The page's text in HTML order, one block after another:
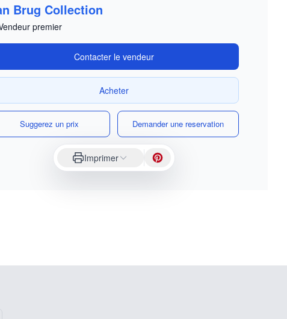
Brug Collection
premier
Contacter le vendeur
Acheter
Suggerez un prix Demander une reservation
Imprimer